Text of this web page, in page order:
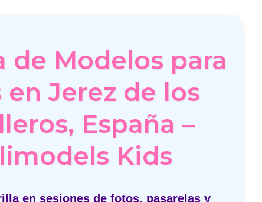
de Modelos para
en Jerez de los
España –
Kids
en sesiones de fotos, pasarelas y